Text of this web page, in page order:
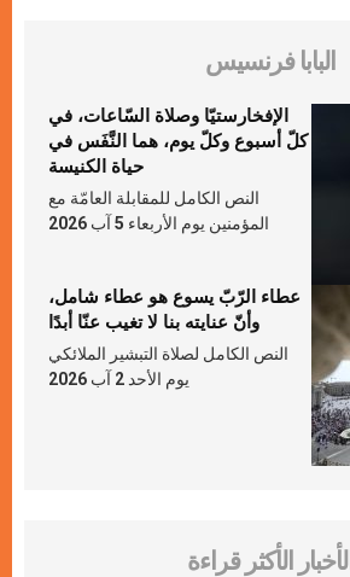
البابا فرنسيس
الإفخارستيّا وصلاة السّاعات، في
كلّ أسبوع وكلّ يوم، هما النَّفَس في
حياة الكنيسة
النص الكامل للمقابلة العامّة مع
المؤمنين يوم الأربعاء 5 آب 2026
عطاء الرّبّ يسوع هو عطاء شامل،
وأنّ عنايته بنا لا تغيب عنّا أبدًا
النص الكامل لصلاة التبشير الملائكي
يوم الأحد 2 آب 2026
الأخبار الأكثر قراءة